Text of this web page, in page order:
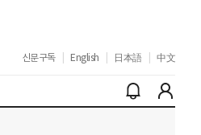
신문구독 English 日本語 中文